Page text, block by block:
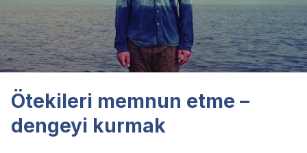
Ötekileri memnun etme –
dengeyi kurmak